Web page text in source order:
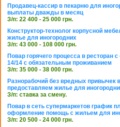
Продавец-кассир в пекарню для
выплаты дважды в месяц
З/п: 22 400 - 25 000 грн.
Конструктор-технолог корпусной
жилье для иногородних
З/п: 43 000 - 108 000 грн.
Повар горячего процесса в ресторан
14/14 с обязательным проживанием
З/п: 35 000 - 38 000 грн.
Разнорабочий без вредных привычек
предоставляем жилье для
З/п: ставка за смену.
Повар в сеть супермаркетов график
оформление помощь с жильем для
З/п: 20 500 - 24 000 грн.